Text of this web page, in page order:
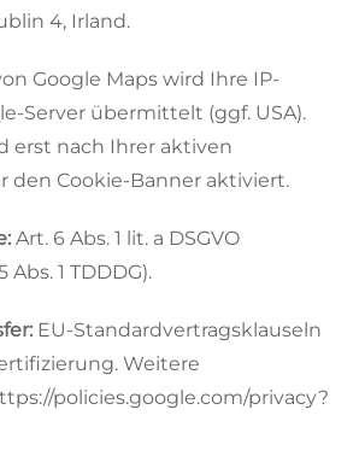
4, Irland.
Google Maps wird Ihre IP-
Server übermittelt (ggf. USA).
erst nach Ihrer aktiven
den Cookie-Banner aktiviert.
Art. 6 Abs. 1 lit. a DSGVO
1 TDDDG).
EU-Standardvertragsklauseln
Weitere
policies.google.com/privacy?